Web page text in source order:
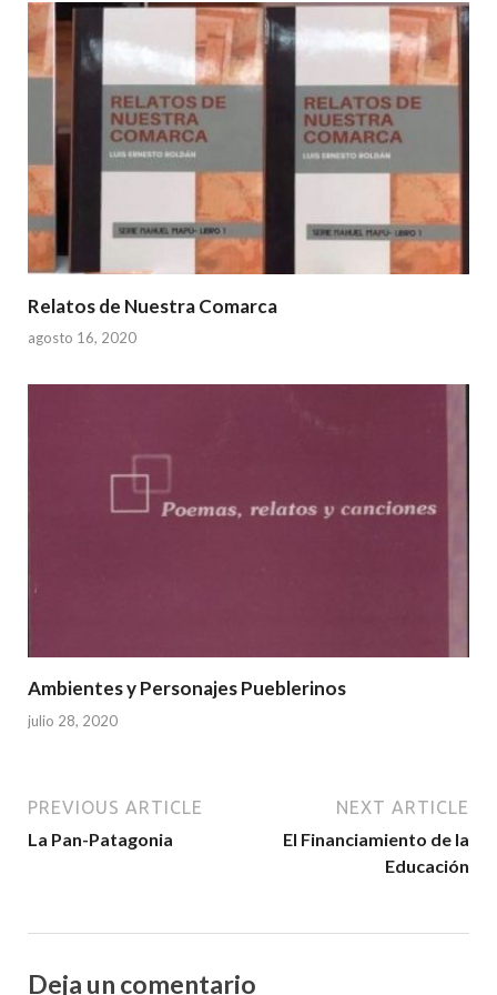
Relatos de Nuestra Comarca
agosto 16, 2020
Ambientes y Personajes Pueblerinos
julio 28, 2020
PREVIOUS ARTICLE
La Pan-Patagonia
NEXT ARTICLE
El Financiamiento de la
Educación
Deja un comentario